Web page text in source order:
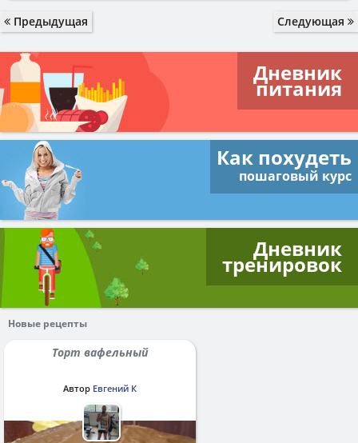
Предыдущая Следующая
Дневник
питания
Как похудеть
пошаговый курс
Дневник
тренировок
Новые рецепты
Торт вафельный
Автор Евгений К